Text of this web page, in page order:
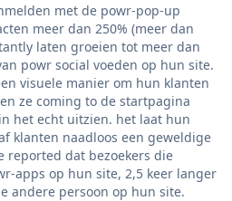
met de powr-pop-up
meer dan 250% (meer dan
laten groeien tot meer dan
powr social voeden op hun site.
visuele manier om hun klanten
ze coming to de startpagina
het echt uitzien. het laat hun
klanten naadloos een geweldige
reported dat bezoekers die
apps op hun site, 2,5 keer langer
andere persoon op hun site.